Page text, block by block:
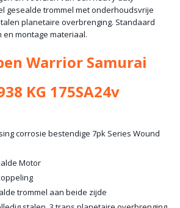
gesealde trommel met onderhoudsvrije
planetaire overbrenging. Standaard
en montage materiaal.
Warrior Samurai
KG 175SA24v
corrosie bestendige 7pk Series Wound
Motor
trommel aan beide zijde